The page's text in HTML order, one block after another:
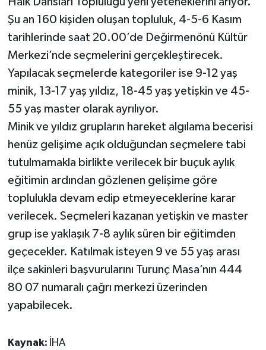
Şu an 160 kişiden oluşan topluluk, 4-5-6 Kasım
tarihlerinde saat 20.00’de Değirmenönü Kültür
Merkezi’nde seçmelerini gerçekleştirecek.
Yapılacak seçmelerde kategoriler ise 9-12 yaş
minik, 13-17 yaş yıldız, 18-45 yaş yetişkin ve 45-
55 yaş master olarak ayrılıyor.
Minik ve yıldız grupların hareket algılama becerisi
henüz gelişime açık olduğundan seçmelere tabi
tutulmamakla birlikte verilecek bir buçuk aylık
eğitimin ardından gözlenen gelişime göre
toplulukla devam edip etmeyeceklerine karar
verilecek. Seçmeleri kazanan yetişkin ve master
grup ise yaklaşık 7-8 aylık süren bir eğitimden
geçecekler. Katılmak isteyen 9 ve 55 yaş arası
ilçe sakinleri başvurularını Turunç Masa’nın 444
80 07 numaralı çağrı merkezi üzerinden
yapabilecek.
Kaynak: İHA